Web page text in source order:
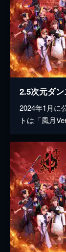
2024年1月に
トは「風月